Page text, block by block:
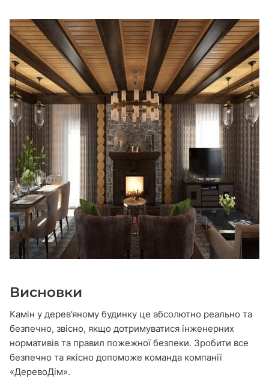
Висновки
Камін у дерев’яному будинку це абсолютно реально та
безпечно, звісно, якщо дотримуватися інженерних
нормативів та правил пожежної безпеки. Зробити все
безпечно та якісно допоможе команда компанії
«ДеревоДім».